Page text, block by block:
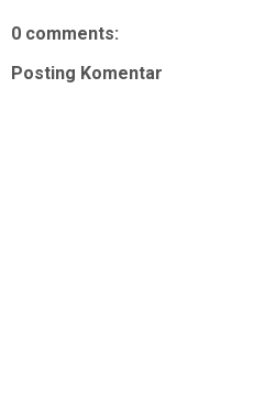
0 comments:
Posting Komentar